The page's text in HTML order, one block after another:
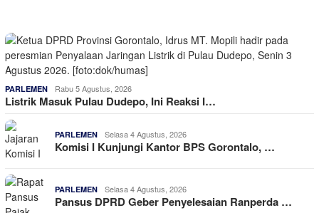
PARLEMEN Rabu 5 Agustus, 2026
Listrik Masuk Pulau Dudepo, Ini Reaksi I…
PARLEMEN Selasa 4 Agustus, 2026
Komisi I Kunjungi Kantor BPS Gorontalo, …
PARLEMEN Selasa 4 Agustus, 2026
Pansus DPRD Geber Penyelesaian Ranperda …